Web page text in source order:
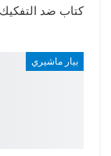
كتاب ضد التفكيك
بيار ماشيري